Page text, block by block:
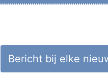
Bericht bij elke